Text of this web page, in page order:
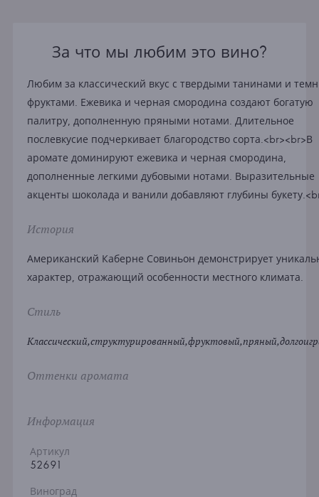
За что мы любим это вино?
Любим за классический вкус с твердыми танинами и
фруктами. Ежевика и черная смородина создают богатую
палитру, дополненную пряными нотами. Длительное
послевкусие подчеркивает благородство сорта.<br><br>В
аромате доминируют ежевика и черная смородина,
дополненные легкими дубовыми нотами. Выразительные
акценты шоколада и ванили добавляют глубины
История
Американский Каберне Совиньон демонстрирует
характер, отражающий особенности местного климата.
Стиль
Оттенки аромата
Информация
Артикул
52691
Виноград